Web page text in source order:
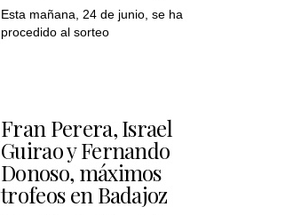
Esta mañana, 24 de junio, se ha
procedido al sorteo
Fran Perera, Israel
Guirao y Fernando
Donoso, máximos
trofeos en Badajoz